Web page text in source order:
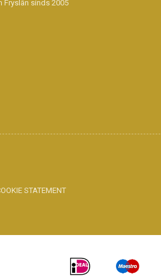
Fryslân sinds 2005
STATEMENT